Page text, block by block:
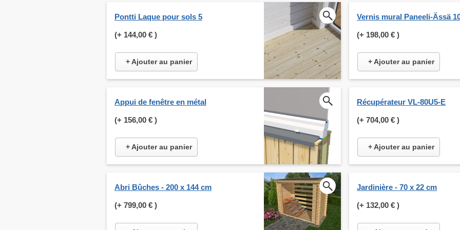
Pontti Laque pour sols 5
(+ 144,00 € )
+ Ajouter au panier
Vernis mural Paneeli-Ässä
(+ 198,00 € )
+ Ajouter au panier
Appui de fenêtre en métal
(+ 156,00 € )
+ Ajouter au panier
Récupérateur VL-80U5-E
(+ 704,00 € )
+ Ajouter au panier
Abri Bûches - 200 x 144 cm
(+ 799,00 € )
Jardinière - 70 x 22 cm
(+ 132,00 € )